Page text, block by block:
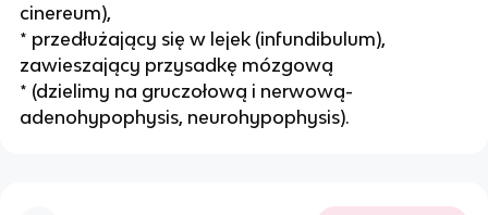
cinereum),
* przedłużający się w lejek (infundibulum),
zawieszający przysadkę mózgową
* (dzielimy na gruczołową i nerwową-
adenohypophysis, neurohypophysis).